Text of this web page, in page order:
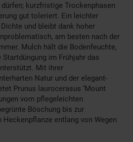
kurzfristige Trockenphasen
gut toleriert. Ein leichter
und bleibt dank hoher
am besten nach der
Mulch hält die Bodenfeuchte,
im Frühjahr das
Mit ihrer
Natur und der elegant-
Prunus laurocerasus ‘Mount
vom pflegeleichten
Böschung bis zur
entlang von Wegen